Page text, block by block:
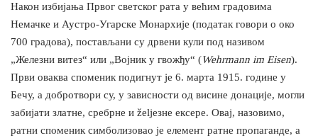
Након избијања Првог светског рата у већим градовима
Немачке и Аустро-Угарске Монархије (податак говори о око
700 градова), постављани су дрвени кули под називом
„Железни витез“ или „Војник у гвожђу“ (Wehrmann im Eisen).
Први оваква споменик подигнут је 6. марта 1915. године у
Бечу, а добротвори су, у зависности од висине донације, могли
забијати златне, сребрне и želјезне ексере. Овај, назовимо,
ратни споменик симболизовао је елемент ратне пропаганде, а